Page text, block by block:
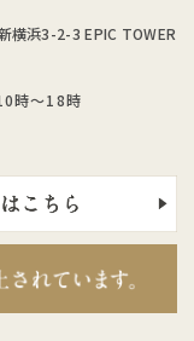
横浜3-2-3 EPIC TOWER
時～18時